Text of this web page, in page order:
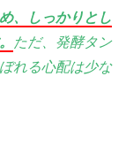
、しっかりとし
ただ、発酵タン
れる心配は少な